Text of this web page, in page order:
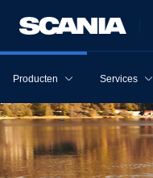
Producten Services